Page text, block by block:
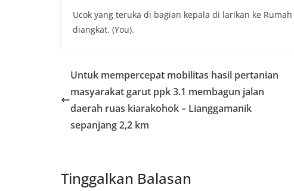
p
k
Ucok yang teruka di bagian kepala di larikan ke
diangkat. (You).
Untuk mempercepat mobilitas hasil pertanian
masyarakat garut ppk 3.1 membagun jalan
daerah ruas kiarakohok – Lianggamanik
sepanjang 2,2 km
Tinggalkan Balasan